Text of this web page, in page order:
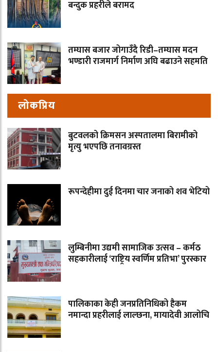
बन्दुक प्रहरीले बरामद
तम्घास बजार जोगाउँदै रिडी–तम्घास मदन
भण्डारी राजमार्ग निर्माण अघि बढाउने सहमति
लोकप्रिय
बुटवलको क्रिमसन अस्पतालमा बिरामीको
मृत्यु भएपछि तनावग्रस्त
रूपन्देहीमा दुई दिनमा चार जनाको शव भेटियो
लुम्बिनीमा उद्यमी सामाजिक उत्सव – कर्मठ
सहकारीलाई ‘राष्ट्रिय स्वर्णिम प्रतिभा’ पुरस्कार
पालिकाका केही जनप्रतिनिधिको हैकम
नमान्दा प्रहरीलाई लाल्छना, मायादेवी आलोचि